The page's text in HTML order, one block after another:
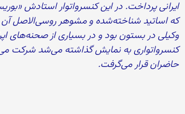
ایرانی پرداخت. در این کنسرواتوار استادش
که اساتید شناخته‌شده و مشوهر روسی‌الاصل آن
وکیلی در بستون بود و در بسیاری از صحنه‌های
کنسرواتواری به نمایش گذاشته می‌شد شرکت
حاضران قرار می‌گرفت.